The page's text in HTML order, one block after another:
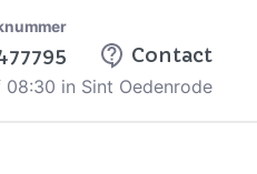
Contact
in Sint Oedenrode